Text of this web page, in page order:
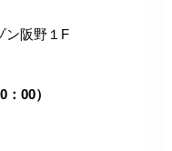
ン阪野１F
00）